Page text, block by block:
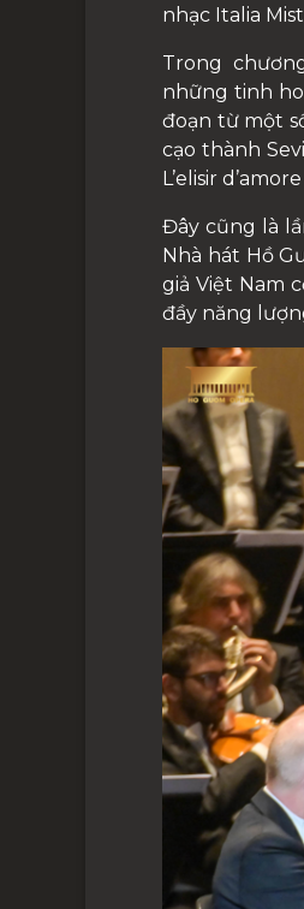
nhạc Italia
Trong
những tinh
đoạn từ một
cạo thành
L’elisir
Đây cũng là
Nhà hát Hồ
giả Việt Nam
đầy năng